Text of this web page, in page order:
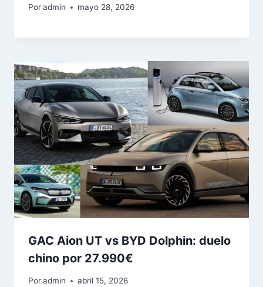
Poradmin mayo 28, 2026
GAC Aion UT vs BYD Dolphin: duelo
chino por 27.990€
Poradmin abril 15, 2026